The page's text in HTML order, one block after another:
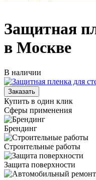
Защитная
в Москве
В наличии
Купить в один клик
Сферы применения
Брендинг
Строительные работы
Защита поверхности